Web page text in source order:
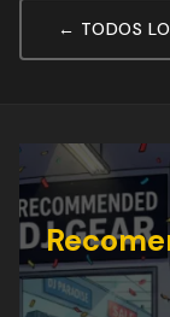
← TODOS